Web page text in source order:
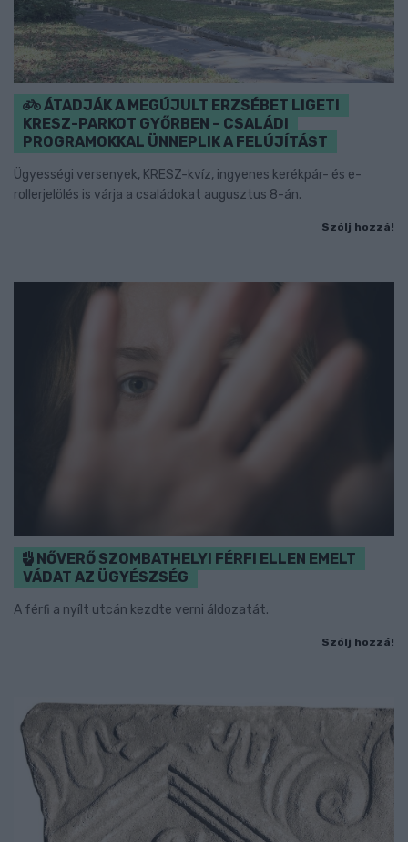
ÁTADJÁK A MEGÚJULT ERZSÉBET LIGETI
KRESZ-PARKOT GYŐRBEN – CSALÁDI
PROGRAMOKKAL ÜNNEPLIK A FELÚJÍTÁST
Ügyességi versenyek, KRESZ-kvíz, ingyenes kerékpár- és e-
rollerjelölés is várja a családokat augusztus 8-án.
Szólj hozzá!
NŐVERŐ SZOMBATHELYI FÉRFI ELLEN EMELT
VÁDAT AZ ÜGYÉSZSÉG
A férfi a nyílt utcán kezdte verni áldozatát.
Szólj hozzá!